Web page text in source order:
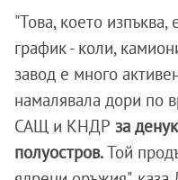
"Това, което
график - коли,
завод е много
намалявала дори по
САЩ и КНДР за
полуостров.Той